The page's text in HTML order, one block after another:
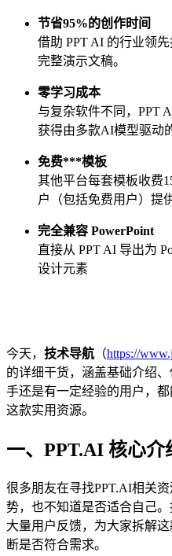
节省95%的创作时间
借助 PPT AI 的行业领
完整演示文稿。
零学习成本
与复杂软件不同，PPT
获得由多款AI模型驱动
免费***模板
其他平台每套模板收费
户（包括免费用户）提
完全兼容 PowerPoint
直接从 PPT AI 导出为
设计元素
今天， 技术导航 （https://
的详细干货，涵盖基础介绍
手还是有一定经验的用户，
这款实用资源。
一、PPT.AI 核心介
很多朋友在寻找PPT.AI相关
势，也不知道是否适合自己
大量用户反馈，为大家拆解
断是否符合需求。